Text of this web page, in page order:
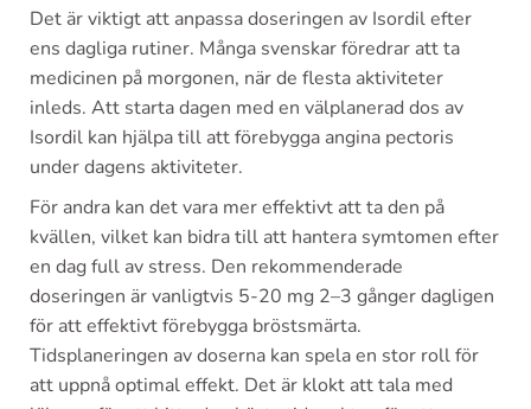
Det är viktigt att anpassa doseringen av Isordil efter
ens dagliga rutiner. Många svenskar föredrar att ta
medicinen på morgonen, när de flesta aktiviteter
inleds. Att starta dagen med en välplanerad dos av
Isordil kan hjälpa till att förebygga angina pectoris
under dagens aktiviteter.
För andra kan det vara mer effektivt att ta den på
kvällen, vilket kan bidra till att hantera symtomen efter
en dag full av stress. Den rekommenderade
doseringen är vanligtvis 5-20 mg 2–3 gånger dagligen
för att effektivt förebygga bröstsmärta.
Tidsplaneringen av doserna kan spela en stor roll för
att uppnå optimal effekt. Det är klokt att tala med